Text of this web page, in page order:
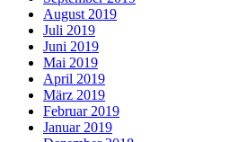
August 2019
Juli 2019
Juni 2019
Mai 2019
April 2019
März 2019
Februar 2019
Januar 2019